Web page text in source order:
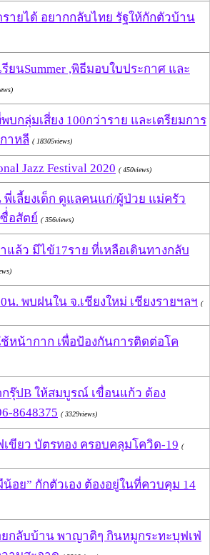
ายได้ อยากกลับไทย รัฐให้กักตัวบ้าน
ยนSummer ,พิธีมอบใบประกาศ และ
บกลุ่มเสี่ยง 100กว่าราย และเตรียมการ
าหลี ( 18305views)
Jazz Festival 2020 ( 450views)
เลี้ยงเด็ก ดูแลคนแก่/ผู้ป่วย แม่ครัว
อสัตย์ ( 356views)
แล้ว มีไข้17ราย ที่เหลือเดินทางกลับ
น. พบฝนใน จ.เชียงใหม่ เชียงรายฯลฯ (
หน้ากาก เพื่อป้องกันการติดต่อโค
รุ๊ปB ให้สมบูรณ์ เขื่อนแก้ว ต้อง
8648375 ( 3329views)
ขียว บัตรทอง ครอบคลุมโควิด-19 (
น้อย” กักตัวเอง ต้องอยู่ในที่ควบคุม 14
ยกลับบ้าน พาญาติๆ กินหมูกระทะบุฟเฟ่